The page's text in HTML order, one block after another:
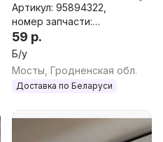
Артикул: 95894322,
номер запчасти:
95894322
59 р.
Б/у
Мосты, Гродненская обл.
Доставка по Беларуси